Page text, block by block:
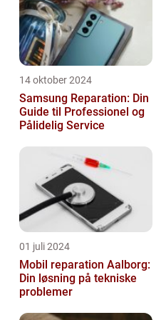
14 oktober 2024
Samsung Reparation: Din
Guide til Professionel og
Pålidelig Service
01 juli 2024
Mobil reparation Aalborg:
Din løsning på tekniske
problemer